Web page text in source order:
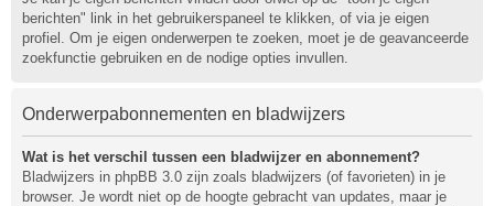
berichten" link in het gebruikerspaneel te klikken, of via je eigen
profiel. Om je eigen onderwerpen te zoeken, moet je de geavanceerde
zoekfunctie gebruiken en de nodige opties invullen.
Onderwerpabonnementen en bladwijzers
Wat is het verschil tussen een bladwijzer en abonnement?
Bladwijzers in phpBB 3.0 zijn zoals bladwijzers (of favorieten) in je
browser. Je wordt niet op de hoogte gebracht van updates, maar je